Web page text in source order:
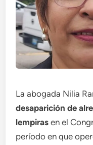
La abogada Nilia
desaparición de
lempiras en el
período en que